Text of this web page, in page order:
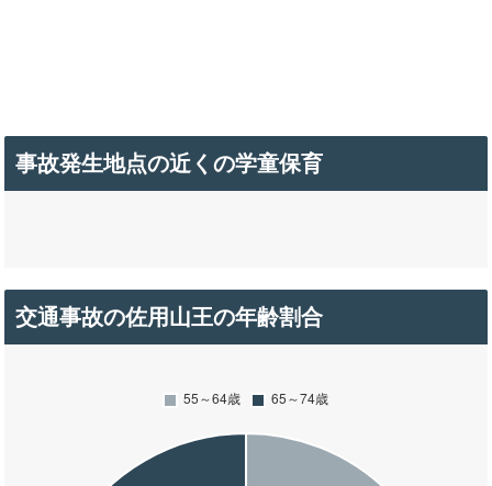
事故発生地点の近くの学童保育
交通事故の佐用山王の年齢割合